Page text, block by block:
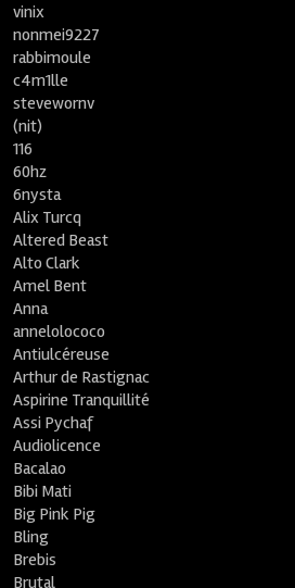
vinix
nonmei9227
rabbimoule
c4m1lle
stevewornv
(nit)
116
60hz
6nysta
Alix Turcq
Altered Beast
Alto Clark
Amel Bent
Anna
annelolococo
Antiulcéreuse
Arthur de Rastignac
Aspirine Tranquillité
Assi Pychaf
Audiolicence
Bacalao
Bibi Mati
Big Pink Pig
Bling
Brebis
Brutal